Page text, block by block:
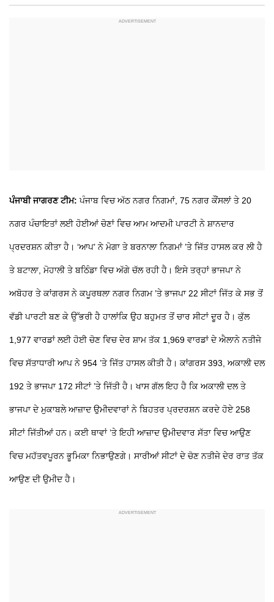
ਪੰਜਾਬੀ ਜਾਗਰਣ ਟੀਮ: ਪੰਜਾਬ ਵਿਚ ਅੱਠ ਨਗਰ ਨਿਗਮਾਂ, 75 ਨਗਰ ਕੌਂਸਲਾਂ ਤੇ 20
ਨਗਰ ਪੰਚਾਇਤਾਂ ਲਈ ਹੋਈਆਂ ਚੋਣਾਂ ਵਿਚ ਆਮ ਆਦਮੀ ਪਾਰਟੀ ਨੇ ਸ਼ਾਨਦਾਰ
ਪ੍ਰਦਰਸ਼ਨ ਕੀਤਾ ਹੈ। ‘ਆਪ’ ਨੇ ਮੋਗਾ ਤੇ ਬਰਨਾਲਾ ਨਿਗਮਾਂ ’ਤੇ ਜਿੱਤ ਹਾਸਲ ਕਰ ਲੀ ਹੈ
ਤੇ ਬਟਾਲਾ, ਮੋਹਾਲੀ ਤੇ ਬਠਿੰਡਾ ਵਿਚ ਅੱਗੇ ਚੱਲ ਰਹੀ ਹੈ। ਇਸੇ ਤਰ੍ਹਾਂ ਭਾਜਪਾ ਨੇ
ਅਬੋਹਰ ਤੇ ਕਾਂਗਰਸ ਨੇ ਕਪੂਰਥਲਾ ਨਗਰ ਨਿਗਮ ’ਤੇ ਭਾਜਪਾ 22 ਸੀਟਾਂ ਜਿੱਤ ਕੇ ਸਭ ਤੋਂ
ਵੱਡੀ ਪਾਰਟੀ ਬਣ ਕੇ ਉੱਭਰੀ ਹੈ ਹਾਲਾਂਕਿ ਉਹ ਬਹੁਮਤ ਤੋਂ ਚਾਰ ਸੀਟਾਂ ਦੂਰ ਹੈ। ਕੁੱਲ
1,977 ਵਾਰਡਾਂ ਲਈ ਹੋਈ ਚੋਣ ਵਿਚ ਦੇਰ ਸ਼ਾਮ ਤੱਕ 1,969 ਵਾਰਡਾਂ ਦੇ ਐਲਾਨੇ ਨਤੀਜੇ
ਵਿਚ ਸੱਤਾਧਾਰੀ ਆਪ ਨੇ 954 ’ਤੇ ਜਿੱਤ ਹਾਸਲ ਕੀਤੀ ਹੈ। ਕਾਂਗਰਸ 393, ਅਕਾਲੀ ਦਲ
192 ਤੇ ਭਾਜਪਾ 172 ਸੀਟਾਂ ’ਤੇ ਜਿੱਤੀ ਹੈ। ਖਾਸ ਗੱਲ ਇਹ ਹੈ ਕਿ ਅਕਾਲੀ ਦਲ ਤੇ
ਭਾਜਪਾ ਦੇ ਮੁਕਾਬਲੇ ਆਜ਼ਾਦ ਉਮੀਦਵਾਰਾਂ ਨੇ ਬਿਹਤਰ ਪ੍ਰਦਰਸ਼ਨ ਕਰਦੇ ਹੋਏ 258
ਸੀਟਾਂ ਜਿੱਤੀਆਂ ਹਨ। ਕਈ ਥਾਵਾਂ ’ਤੇ ਇਹੀ ਆਜ਼ਾਦ ਉਮੀਦਵਾਰ ਸੱਤਾ ਵਿਚ ਆਉਣ
ਵਿਚ ਮਹੱਤਵਪੂਰਨ ਭੂਮਿਕਾ ਨਿਭਾਉਣਗੇ। ਸਾਰੀਆਂ ਸੀਟਾਂ ਦੇ ਚੋਣ ਨਤੀਜੇ ਦੇਰ ਰਾਤ ਤੱਕ
ਆਉਣ ਦੀ ਉਮੀਦ ਹੈ।